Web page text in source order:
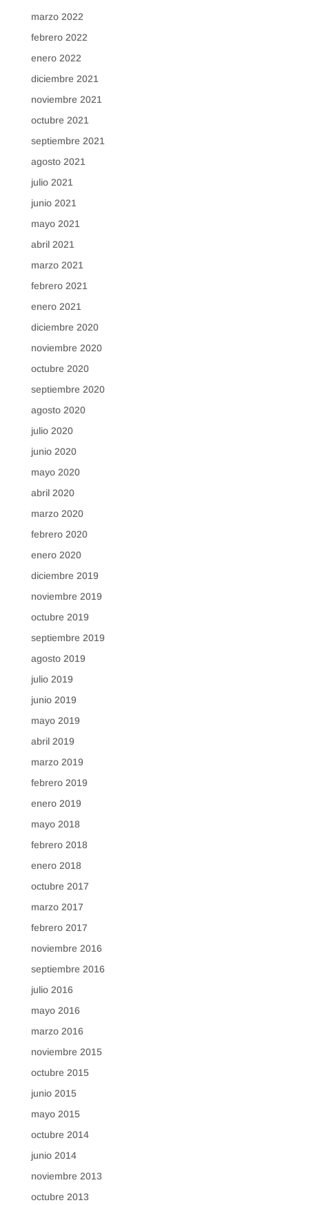
marzo 2022
febrero 2022
enero 2022
diciembre 2021
noviembre 2021
octubre 2021
septiembre 2021
agosto 2021
julio 2021
junio 2021
mayo 2021
abril 2021
marzo 2021
febrero 2021
enero 2021
diciembre 2020
noviembre 2020
octubre 2020
septiembre 2020
agosto 2020
julio 2020
junio 2020
mayo 2020
abril 2020
marzo 2020
febrero 2020
enero 2020
diciembre 2019
noviembre 2019
octubre 2019
septiembre 2019
agosto 2019
julio 2019
junio 2019
mayo 2019
abril 2019
marzo 2019
febrero 2019
enero 2019
mayo 2018
febrero 2018
enero 2018
octubre 2017
marzo 2017
febrero 2017
noviembre 2016
septiembre 2016
julio 2016
mayo 2016
marzo 2016
noviembre 2015
octubre 2015
junio 2015
mayo 2015
octubre 2014
junio 2014
noviembre 2013
octubre 2013